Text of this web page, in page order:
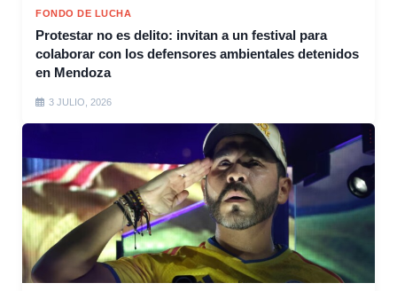
FONDO DE LUCHA
Protestar no es delito: invitan a un festival para
colaborar con los defensores ambientales detenidos
en Mendoza
3 JULIO, 2026